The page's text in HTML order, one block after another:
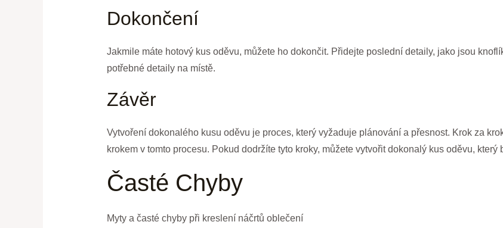
Dokončení
Jakmile máte hotový kus oděvu, můžete ho dokončit. Přidejte poslední detaily, jako jsou
potřebné detaily na místě.
Závěr
Vytvoření dokonalého kusu oděvu je proces, který vyžaduje plánování a přesnost. Krok za
krokem v tomto procesu. Pokud dodržíte tyto kroky, můžete vytvořit dokonalý kus oděvu,
Časté Chyby
Myty a časté chyby při kreslení náčrtů oblečení